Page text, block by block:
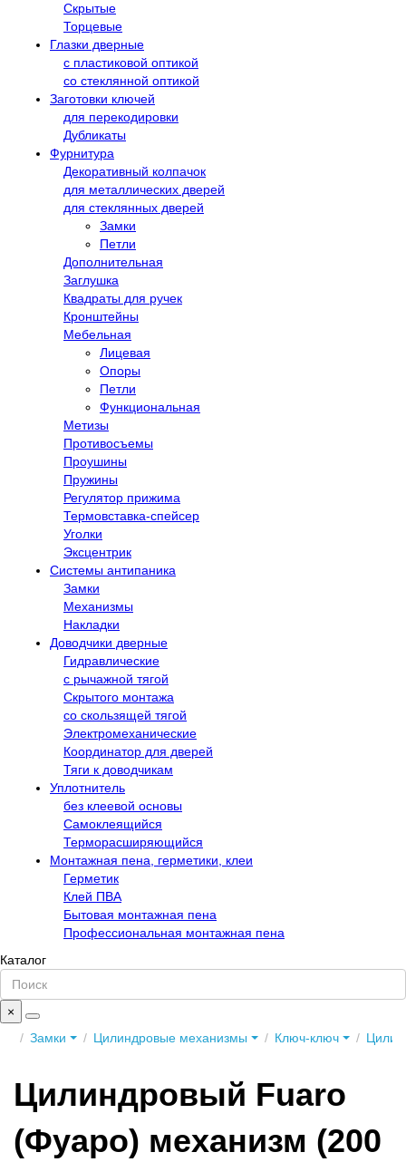
Скрытые
Торцевые
Глазки дверные
с пластиковой оптикой
со стеклянной оптикой
Заготовки ключей
для перекодировки
Дубликаты
Фурнитура
Декоративный колпачок
для металлических дверей
для стеклянных дверей
Замки
Петли
Дополнительная
Заглушка
Квадраты для ручек
Кронштейны
Мебельная
Лицевая
Опоры
Петли
Функциональная
Метизы
Противосъемы
Проушины
Пружины
Регулятор прижима
Термовставка-спейсер
Уголки
Эксцентрик
Системы антипаника
Замки
Механизмы
Накладки
Доводчики дверные
Гидравлические
с рычажной тягой
Скрытого монтажа
со скользящей тягой
Электромеханические
Координатор для дверей
Тяги к доводчикам
Уплотнитель
без клеевой основы
Самоклеящийся
Терморасширяющийся
Монтажная пена, герметики, клеи
Герметик
Клей ПВА
Бытовая монтажная пена
Профессиональная монтажная пена
Каталог
×
Замки
Цилиндровые механизмы Ключ-ключ
Цилиндровый Fuaro
(Фуаро) механизм (200